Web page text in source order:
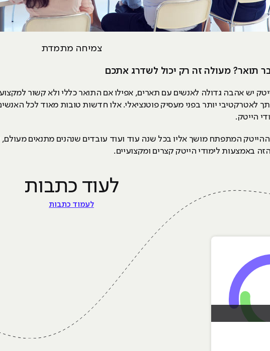
צמיחה מתמדת
יש אהבה גדולה לאנשים עם תארים, אפילו אם התואר כללי ולא קשור
לאטרקטיבי יותר בפני מעסיק פוטנציאלי. אלו חדשות טובות מאוד לכל
הייטק.
המתפתח מושך אליו בכל שנה עוד ועוד עובדים שנהנים מתנאים
באמצעות לימודי הייטק קצרים ומקצועיים.
לעוד כתבות
לעמוד כתבות